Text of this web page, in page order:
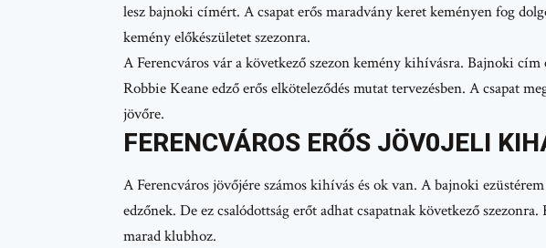
lesz bajnoki címért. A csapat erős maradvány keret keményen fog
kemény előkészületet szezonra.
A Ferencváros vár a következő szezon kemény kihívásra. Bajnoki
Robbie Keane edző erős elköteleződés mutat tervezésben. A csapat
jövőre.
FERENCVÁROS ERŐS JÖV0JELI
A Ferencváros jövőjére számos kihívás és ok van. A bajnoki
edzőnek. De ez csalódottság erőt adhat csapatnak következő
marad klubhoz.